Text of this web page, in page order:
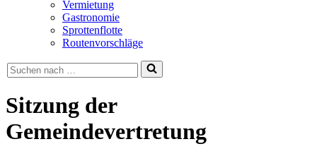
Vermietung
Gastronomie
Sprottenflotte
Routenvorschläge
Suchen
nach …
Sitzung der
Gemeindevertretung